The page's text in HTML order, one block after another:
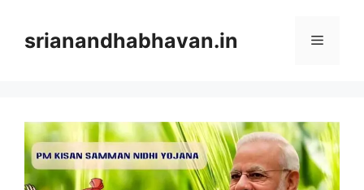
contentsrianandhabhavan.in Menu